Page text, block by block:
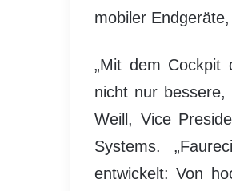
mobiler
„Mit dem Cockpit
nicht nur bessere,
Weill, Vice
Systems.
entwickelt: Von